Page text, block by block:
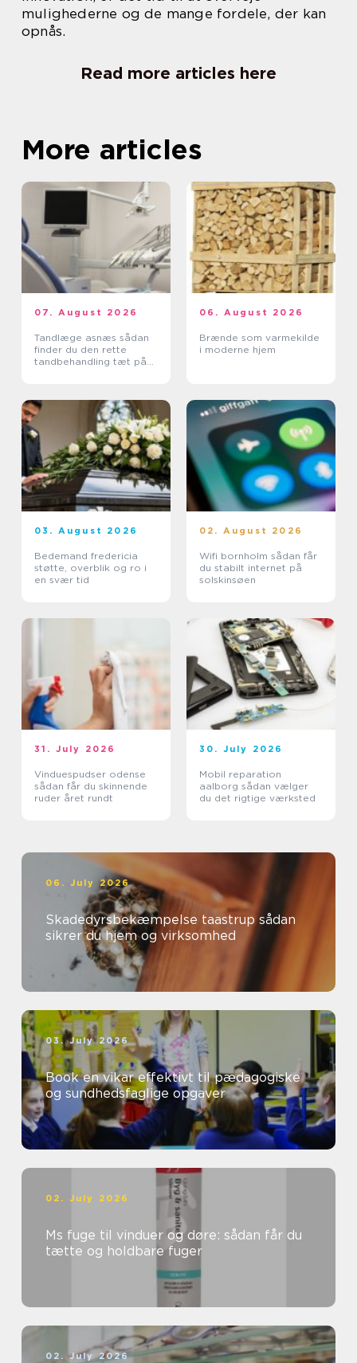
mulighederne og de mange fordele, der kan
opnås.
Read more articles here
More articles
07. August 2026
Tandlæge asnæs sådan
finder du den rette
tandbehandling tæt på
06. August 2026
Brænde som varmekilde
i moderne hjem
03. August 2026
Bedemand fredericia
støtte, overblik og ro i
en svær tid
02. August 2026
Wifi bornholm sådan får
du stabilt internet på
solskinsøen
31. July 2026
Vinduespudser odense
sådan får du skinnende
ruder året rundt
30. July 2026
Mobil reparation
aalborg sådan vælger
du det rigtige værksted
06. July 2026
Skadedyrsbekæmpelse taastrup sådan
sikrer du hjem og virksomhed
03. July 2026
Book en vikar effektivt til pædagogiske
og sundhedsfaglige opgaver
02. July 2026
Ms fuge til vinduer og døre: sådan får du
tætte og holdbare fuger
02. July 2026